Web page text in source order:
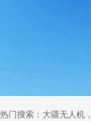
热门搜索：大疆无人机